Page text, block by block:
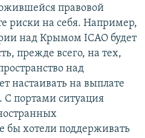
правовой
риски на себя. Например,
над Крымом ICAO будет
прежде всего, на тех,
над
настаивать на выплате
портами ситуация
бы хотели поддерживать